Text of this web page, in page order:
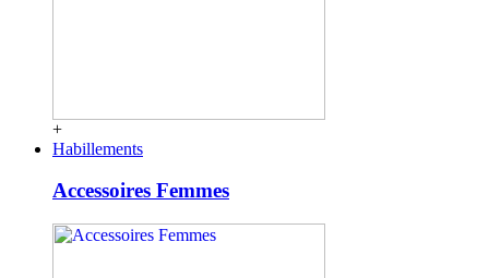
+
Habillements
Accessoires Femmes